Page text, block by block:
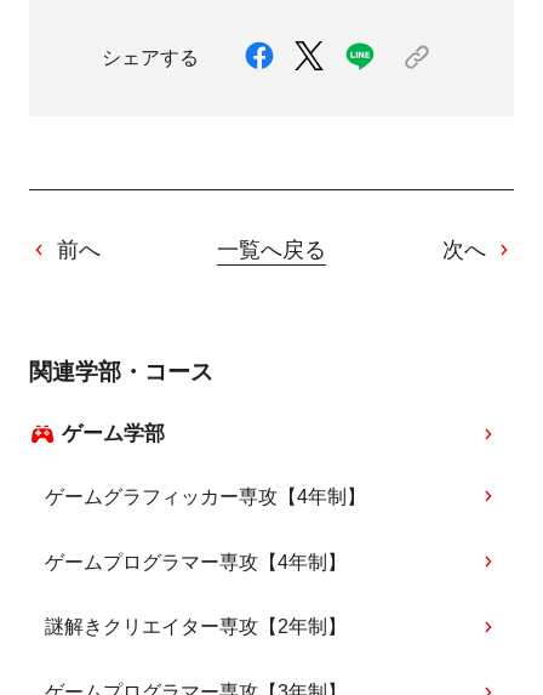
シェアする
前へ 一覧へ戻る 次へ
関連学部・コース
ゲーム学部
ゲームグラフィッカー専攻【4年制】
ゲームプログラマー専攻【4年制】
謎解きクリエイター専攻【2年制】